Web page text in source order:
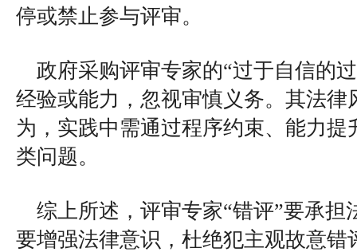
停或禁止参与评审。
政府采购评审专家的“过于自信的
经验或能力，忽视审慎义务。其法律
为，实践中需通过程序约束、能力提
类问题。
综上所述，评审专家“错评”要承担
要增强法律意识，杜绝犯主观故意错